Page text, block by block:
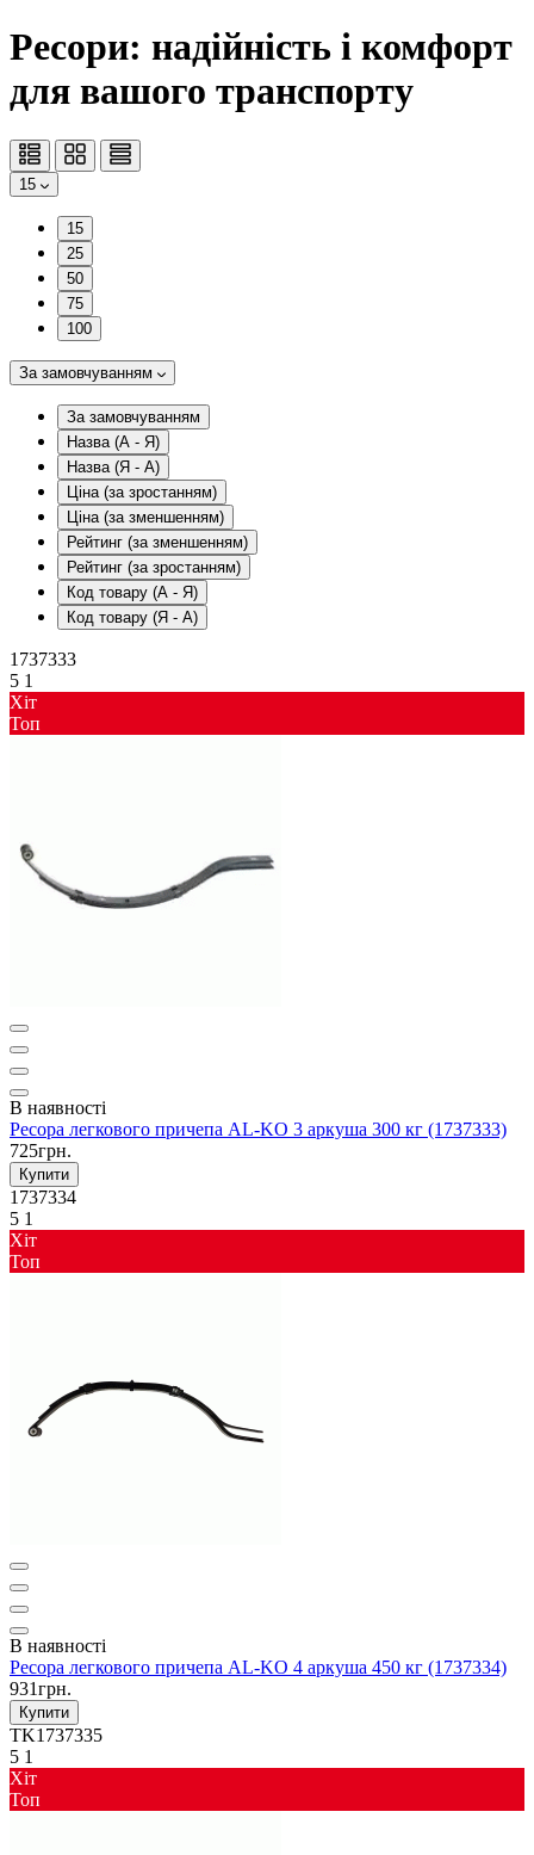
Ресори: надійність і комфорт
для вашого транспорту
15
15
25
50
75
100
За замовчуванням
За замовчуванням
Назва (А - Я)
Назва (Я - А)
Ціна (за зростанням)
Ціна (за зменшенням)
Рейтинг (за зменшенням)
Рейтинг (за зростанням)
Код товару (А - Я)
Код товару (Я - А)
1737333
5 1
Хіт
Toп
В наявності
Ресора легкового причепа AL-KO 3 аркуша 300 кг (1737333)
725грн.
Купити
1737334
5 1
Хіт
Toп
В наявності
Ресора легкового причепа AL-KO 4 аркуша 450 кг (1737334)
931грн.
Купити
TK1737335
5 1
Хіт
Toп